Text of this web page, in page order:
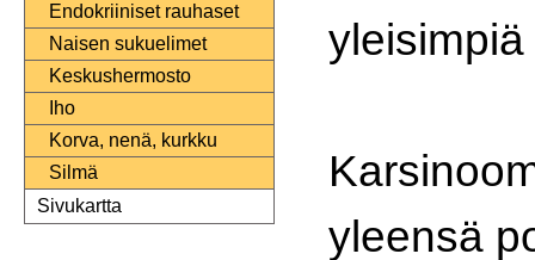
Endokriiniset rauhaset
Naisen sukuelimet
Keskushermosto
Iho
Korva, nenä, kurkku
Silmä
Sivukartta
yleensä